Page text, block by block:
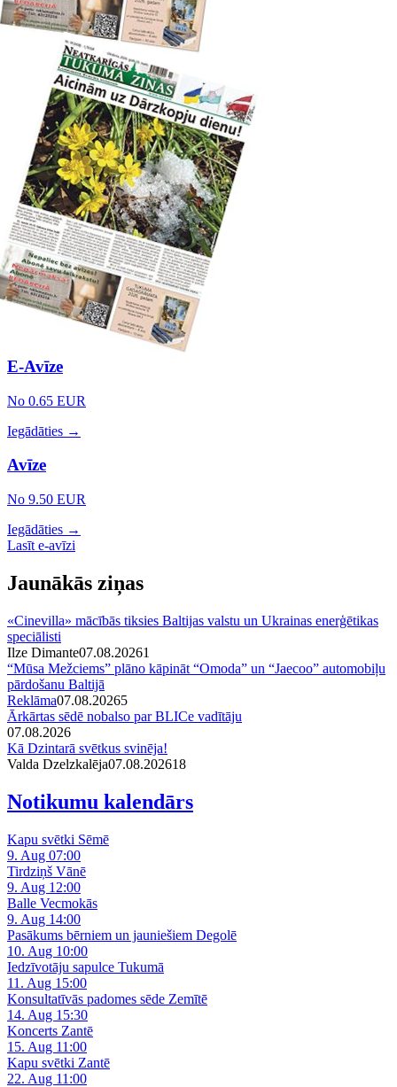
E-Avīze
No 0.65 EUR
Iegādāties →
Avīze
No 9.50 EUR
Iegādāties →
Lasīt e-avīzi
Jaunākās ziņas
«Cinevilla» mācībās tiksies Baltijas valstu un Ukrainas enerģētikas
speciālisti
Ilze Dimante07.08.20261
“Mūsa Mežciems” plāno kāpināt “Omoda” un “Jaecoo” automobiļu
pārdošanu Baltijā
Reklāma07.08.20265
Ārkārtas sēdē nobalso par BLICe vadītāju
07.08.2026
Kā Dzintarā svētkus svinēja!
Valda Dzelzkalēja07.08.202618
Notikumu kalendārs
Kapu svētki Sēmē
9. Aug 07:00
Tirdziņš Vānē
9. Aug 12:00
Balle Vecmokās
9. Aug 14:00
Pasākums bērniem un jauniešiem Degolē
10. Aug 10:00
Iedzīvotāju sapulce Tukumā
11. Aug 15:00
Konsultatīvās padomes sēde Zemītē
14. Aug 15:30
Koncerts Zantē
15. Aug 11:00
Kapu svētki Zantē
22. Aug 11:00